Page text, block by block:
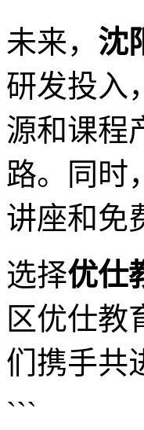
未来， 沈
研发投入
源和课程
路。同时
讲座和免
选择优仕
区优仕教
们携手共
```